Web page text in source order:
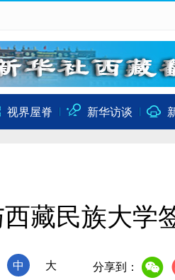
视界屋脊 新华访谈
藏民族大学
中 大 分享到：